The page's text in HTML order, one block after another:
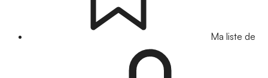
Ma liste de